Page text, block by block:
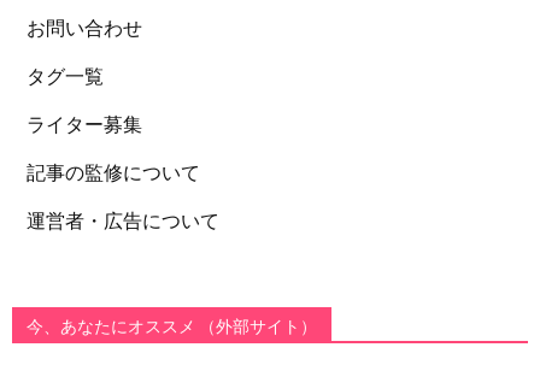
お問い合わせ
タグ一覧
ライター募集
記事の監修について
運営者・広告について
今、あなたにオススメ （外部サイト）